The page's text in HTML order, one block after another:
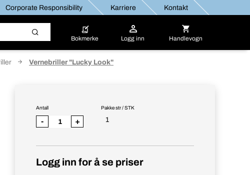
Corporate Responsibility Karriere Kontakt
Bokmerke Logg inn Handlevogn
Vernebriller "Lucky Look"
Pakke str / STK
1
Antall
- +
Logg inn for å se priser